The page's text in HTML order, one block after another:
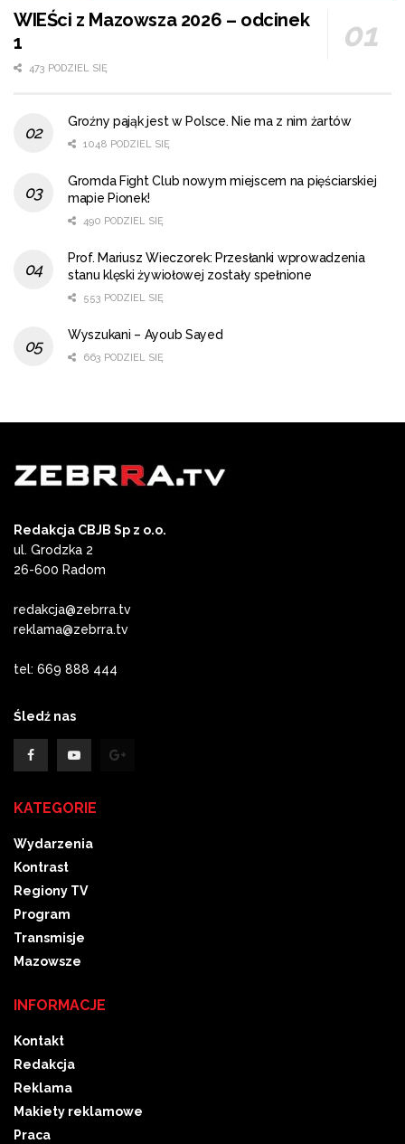
WIEŚci z Mazowsza 2026 – odcinek
1
473 PODZIEL SIĘ
Groźny pająk jest w Polsce. Nie ma z nim żartów
1048 PODZIEL SIĘ
Gromda Fight Club nowym miejscem na pięściarskiej
mapie Pionek!
490 PODZIEL SIĘ
Prof. Mariusz Wieczorek: Przesłanki wprowadzenia
stanu klęski żywiołowej zostały spełnione
553 PODZIEL SIĘ
Wyszukani – Ayoub Sayed
663 PODZIEL SIĘ
Redakcja CBJB Sp z o.o.
ul. Grodzka 2
26-600 Radom
redakcja@zebrra.tv
reklama@zebrra.tv
tel: 669 888 444
Śledź nas
KATEGORIE
Wydarzenia
Kontrast
Regiony TV
Program
Transmisje
Mazowsze
INFORMACJE
Kontakt
Redakcja
Reklama
Makiety reklamowe
Praca